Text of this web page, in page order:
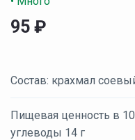
95 ₽
Состав: крахмал
Пищевая ценность в
углеводы 14 г